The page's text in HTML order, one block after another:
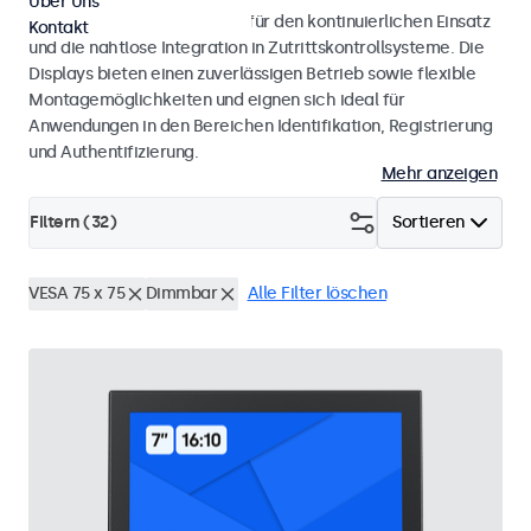
Monitore und Touchscreens für den kontinuierlichen Einsatz
und die nahtlose Integration in Zutrittskontrollsysteme. Die
Displays bieten einen zuverlässigen Betrieb sowie flexible
Montagemöglichkeiten und eignen sich ideal für
Anwendungen in den Bereichen Identifikation, Registrierung
und Authentifizierung.
Mehr anzeigen
Sortieren
Filtern (32)
VESA 75 x 75 Dimmbar Alle Filter löschen
Kontakt